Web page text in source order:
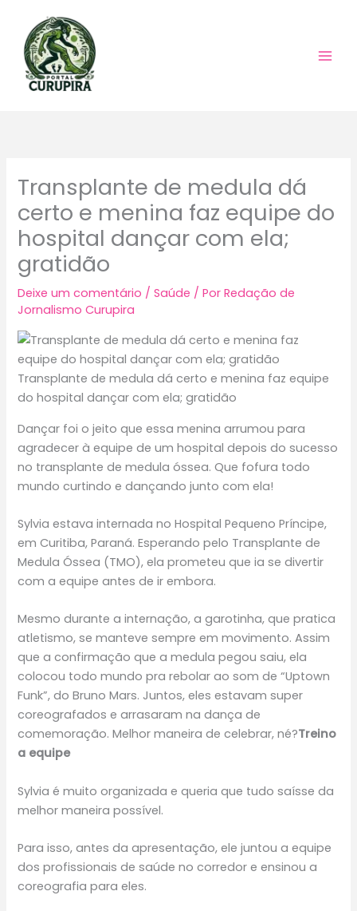
conteúdo
Transplante de medula dá
certo e menina faz equipe do
hospital dançar com ela;
gratidão
Deixe um comentário /Saúde / PorRedação de
Jornalismo Curupira
Transplante de medula dá certo e menina faz equipe
do hospital dançar com ela; gratidão
Dançar foi o jeito que essa menina arrumou para
agradecer à equipe de um hospital depois do sucesso
no transplante de medula óssea. Que fofura todo
mundo curtindo e dançando junto com ela!
Sylvia estava internada no Hospital Pequeno Príncipe,
em Curitiba, Paraná. Esperando pelo Transplante de
Medula Óssea (TMO), ela prometeu que ia se divertir
com a equipe antes de ir embora.
Mesmo durante a internação, a garotinha, que pratica
atletismo, se manteve sempre em movimento. Assim
que a confirmação que a medula pegou saiu, ela
colocou todo mundo pra rebolar ao som de “Uptown
Funk”, do Bruno Mars. Juntos, eles estavam super
coreografados e arrasaram na dança de
comemoração. Melhor maneira de celebrar, né?Treino
a equipe
Sylvia é muito organizada e queria que tudo saísse da
melhor maneira possível.
Para isso, antes da apresentação, ele juntou a equipe
dos profissionais de saúde no corredor e ensinou a
coreografia para eles.